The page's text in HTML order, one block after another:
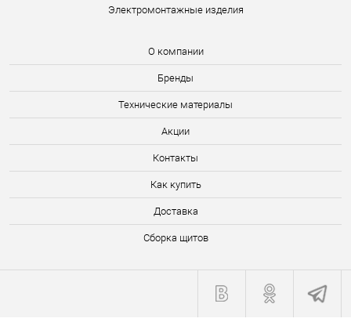
Электромонтажные изделия
О компании
Бренды
Технические материалы
Акции
Контакты
Как купить
Доставка
Сборка щитов